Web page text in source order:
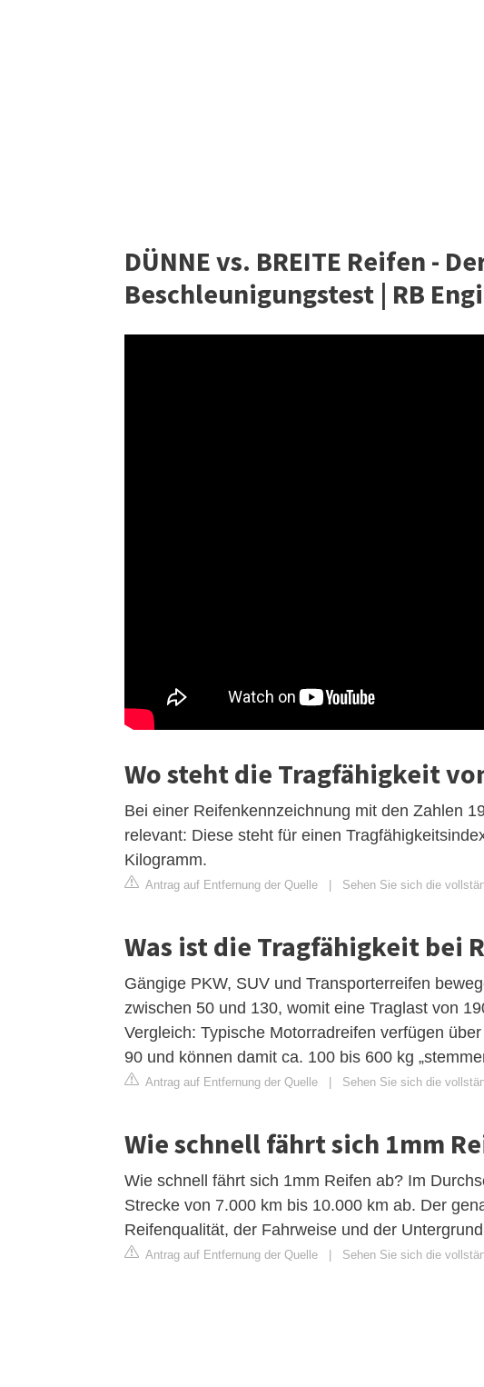
DÜNNE vs. BREITE Reifen -
Beschleunigungstest | RB
Wo steht die Tragfähigkeit
Bei einer Reifenkennzeichnung mit den Zahlen
relevant: Diese steht für einen
Kilogramm.
Antrag auf Entfernung der Quelle | Sehen Sie sich die
Was ist die Tragfähigkeit bei
Gängige PKW, SUV und Transporterreifen
zwischen 50 und 130, womit eine Traglast von
Vergleich: Typische Motorradreifen verfügen
90 und können damit ca. 100 bis 600 kg
Antrag auf Entfernung der Quelle | Sehen Sie sich die
Wie schnell fährt sich 1mm
Wie schnell fährt sich 1mm Reifen ab? Im
Strecke von 7.000 km bis 10.000 km ab. Der
Reifenqualität, der Fahrweise und der
Antrag auf Entfernung der Quelle | Sehen Sie sich die